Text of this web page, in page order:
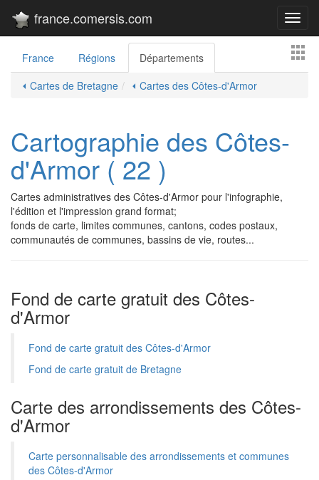
france.comersis.com
France Régions
Départements
⏴ Cartes de Bretagne
⏴ Cartes des Côtes-d'Armor
Cartographie des Côtes-
d'Armor ( 22 )
Cartes administratives des Côtes-d'Armor pour l'infographie,
l'édition et l'impression grand format;
fonds de carte, limites communes, cantons, codes postaux,
communautés de communes, bassins de vie, routes...
Fond de carte gratuit des Côtes-
d'Armor
Fond de carte gratuit des Côtes-d'Armor
Fond de carte gratuit de Bretagne
Carte des arrondissements des Côtes-
d'Armor
Carte personnalisable des arrondissements et communes
des Côtes-d'Armor